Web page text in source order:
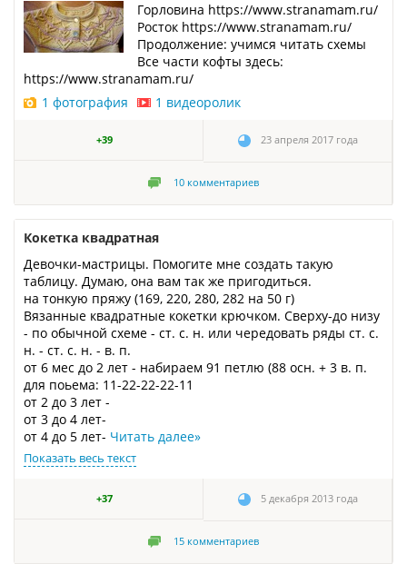
Горловина https://www.stranamam.ru/
Росток https://www.stranamam.ru/
Продолжение: учимся читать схемы
Все части кофты здесь:
https://www.stranamam.ru/
1 фотография
1 видеоролик
+39 23 апреля 2017 года
10 комментариев
Кокетка квадратная
Девочки-мастрицы. Помогите мне создать такую
таблицу. Думаю, она вам так же пригодиться.
на тонкую пряжу (169, 220, 280, 282 на 50 г)
Вязанные квадратные кокетки крючком. Сверху-до низу
- по обычной схеме - ст. с. н. или чередовать ряды ст. с.
н. - ст. с. н. - в. п.
от 6 мес до 2 лет - набираем 91 петлю (88 осн. + 3 в. п.
для поьема: 11-22-22-22-11
от 2 до 3 лет -
от 3 до 4 лет-
от 4 до 5 лет- Читать далее»
Показать весь текст
+37 5 декабря 2013 года
15 комментариев